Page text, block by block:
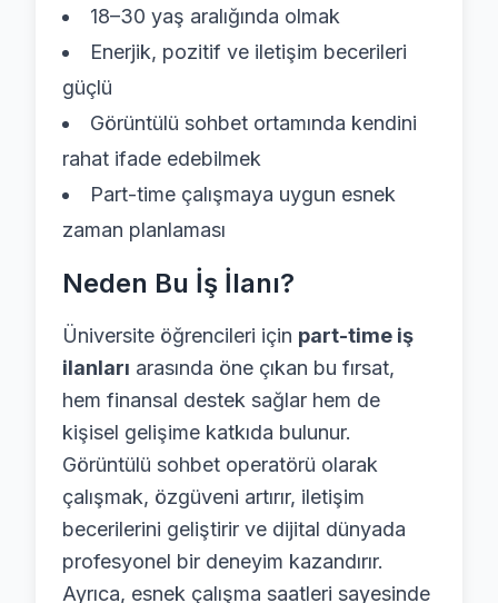
18–30 yaş aralığında olmak
Enerjik, pozitif ve iletişim becerileri
güçlü
Görüntülü sohbet ortamında kendini
rahat ifade edebilmek
Part-time çalışmaya uygun esnek
zaman planlaması
Neden Bu İş İlanı?
Üniversite öğrencileri için part-time iş
ilanları arasında öne çıkan bu fırsat,
hem finansal destek sağlar hem de
kişisel gelişime katkıda bulunur.
Görüntülü sohbet operatörü olarak
çalışmak, özgüveni artırır, iletişim
becerilerini geliştirir ve dijital dünyada
profesyonel bir deneyim kazandırır.
Ayrıca, esnek çalışma saatleri sayesinde